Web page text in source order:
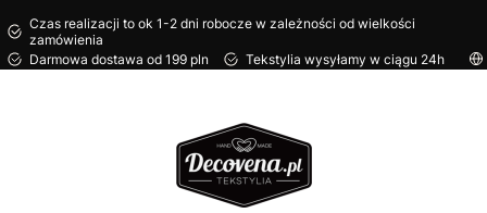
Czas realizacji to ok 1-2 dni robocze w zależności od wielkości
zamówienia
Darmowa dostawa od 199 pln
Tekstylia wysyłamy w ciągu 24h